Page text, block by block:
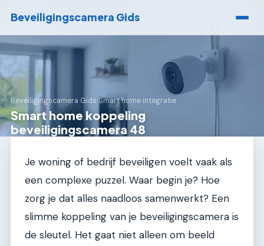
Beveiligingscamera Gids
Beveiligingscamera Gids›Smart home integratie
Smart home koppeling
beveiligingscamera 48
Je woning of bedrijf beveiligen voelt vaak als
een complexe puzzel. Waar begin je? Hoe
zorg je dat alles naadloos samenwerkt? Een
slimme koppeling van je beveiligingscamera is
de sleutel. Het gaat niet alleen om beeld